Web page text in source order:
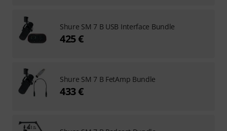
Shure SM 7 B USB Interface Bundle
425 €
Shure SM 7 B FetAmp Bundle
433 €